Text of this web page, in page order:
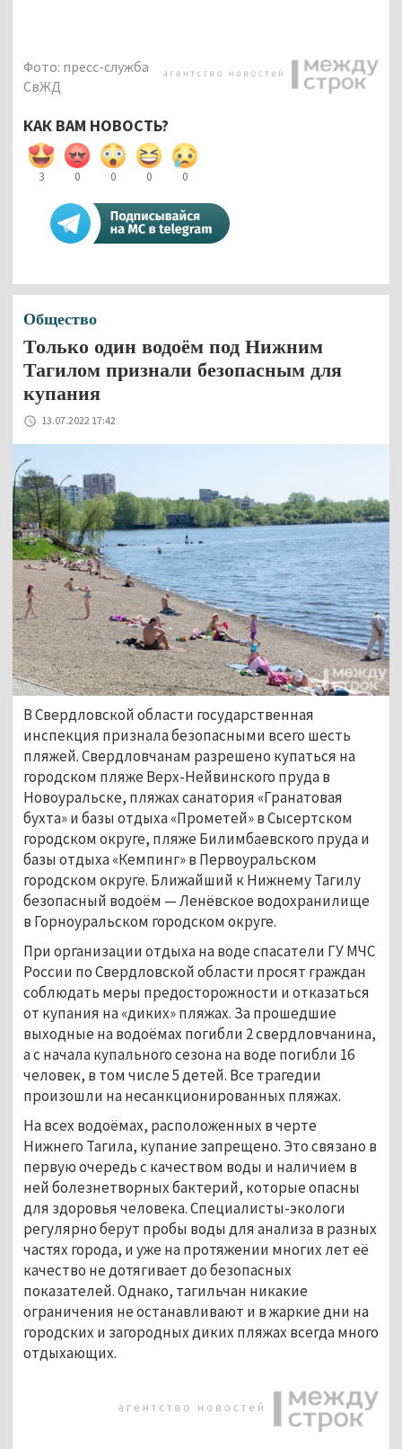
Фото: пресс-служба
СвЖД
КАК ВАМ НОВОСТЬ?
3 0 0 0 0
Общество
Только один водоём под Нижним
Тагилом признали безопасным для
купания
13.07.2022 17:42
В Свердловской области государственная
инспекция признала безопасными всего шесть
пляжей. Свердловчанам разрешено купаться на
городском пляже Верх-Нейвинского пруда в
Новоуральске, пляжах санатория «Гранатовая
бухта» и базы отдыха «Прометей» в Сысертском
городском округе, пляже Билимбаевского пруда и
базы отдыха «Кемпинг» в Первоуральском
городском округе. Ближайший к Нижнему Тагилу
безопасный водоём — Ленёвское водохранилище
в Горноуральском городском округе.
При организации отдыха на воде спасатели ГУ МЧС
России по Свердловской области просят граждан
соблюдать меры предосторожности и отказаться
от купания на «диких» пляжах. За прошедшие
выходные на водоёмах погибли 2 свердловчанина,
а с начала купального сезона на воде погибли 16
человек, в том числе 5 детей. Все трагедии
произошли на несанкционированных пляжах.
На всех водоёмах, расположенных в черте
Нижнего Тагила, купание запрещено. Это связано в
первую очередь с качеством воды и наличием в
ней болезнетворных бактерий, которые опасны
для здоровья человека. Специалисты-экологи
регулярно берут пробы воды для анализа в разных
частях города, и уже на протяжении многих лет её
качество не дотягивает до безопасных
показателей. Однако, тагильчан никакие
ограничения не останавливают и в жаркие дни на
городских и загородных диких пляжах всегда много
отдыхающих.